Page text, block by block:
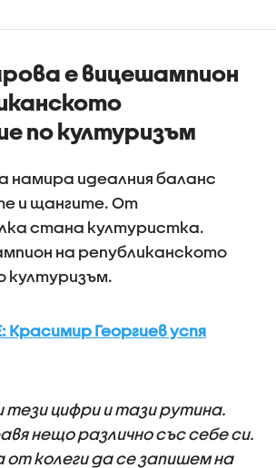
е вицешампион
по културизъм
намира идеалния баланс
и щангите. От
стана културистка.
на републиканското
културизъм.
Красимир Георгиев успя
тези цифри и тази рутина.
нещо различно със себе си.
колеги да се запишем на